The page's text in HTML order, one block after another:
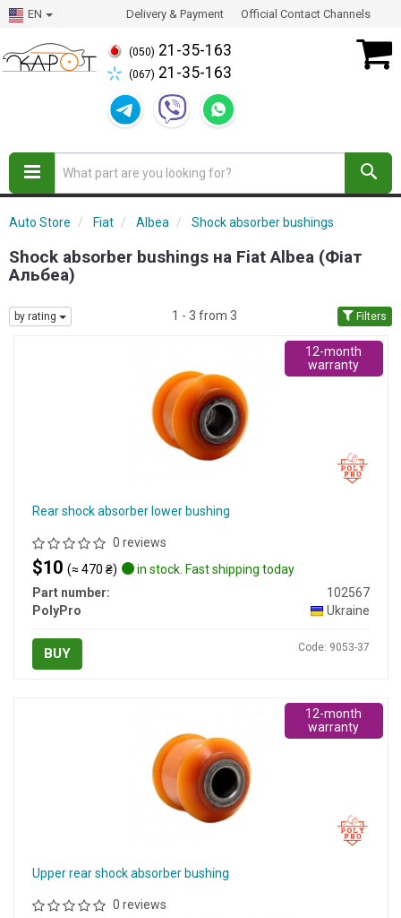
EN Delivery & Payment Official Contact Channels
(050) 21-35-163
(067) 21-35-163
Auto Store Fiat Albea Shock absorber bushings
Shock absorber bushings на Fiat Albea (Фіат
Альбеа)
by rating 1 - 3 from 3 Filters
Rear shock absorber lower bushing
0 reviews
$10 (≈ 470 ₴)
in stock. Fast shipping today
Part number:
102567
PolyPro
Ukraine
BUY Code: 9053-37
12-month
warranty
Upper rear shock absorber bushing
0 reviews
12-month
warranty